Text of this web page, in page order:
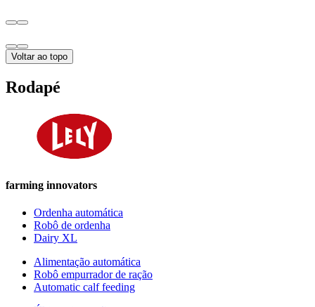
Voltar ao topo
Rodapé
farming innovators
Ordenha automática
Robô de ordenha
Dairy XL
Alimentação automática
Robô empurrador de ração
Automatic calf feeding